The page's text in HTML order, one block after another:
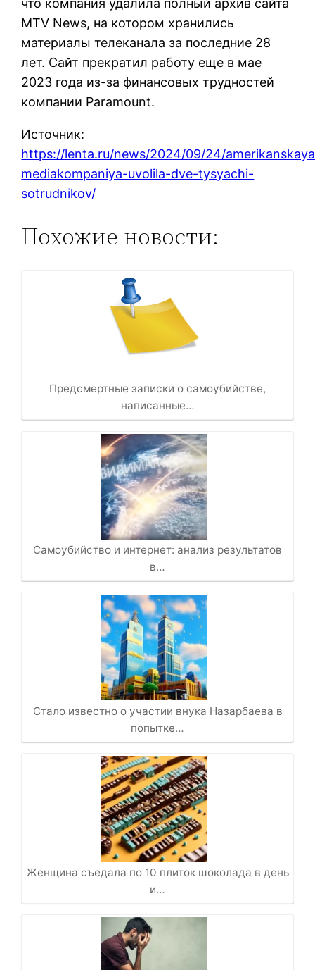
что компания удалила полный архив сайта
MTV News, на котором хранились
материалы телеканала за последние 28
лет. Сайт прекратил работу еще в мае
2023 года из-за финансовых трудностей
компании Paramount.
Источник:
https://lenta.ru/news/2024/09/24/
mediakompaniya-uvolila-dve-tysyachi-
sotrudnikov/
Похожие новости:
Предсмертные записки о самоубийстве,
написанные…
Самоубийство и интернет: анализ результатов
в…
Стало известно о участии внука Назарбаева в
попытке…
Женщина съедала по 10 плиток шоколада в день
и…